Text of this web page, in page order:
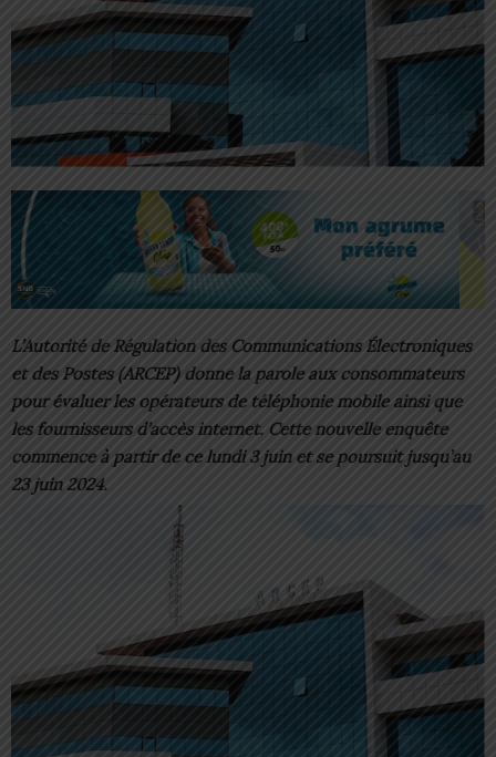
L’Autorité de Régulation des Communications Électroniques
et des Postes (ARCEP) donne la parole aux consommateurs
pour évaluer les opérateurs de téléphonie mobile ainsi que
les fournisseurs d’accès internet. Cette nouvelle enquête
commence à partir de ce lundi 3 juin et se poursuit jusqu’au
23 juin 2024.